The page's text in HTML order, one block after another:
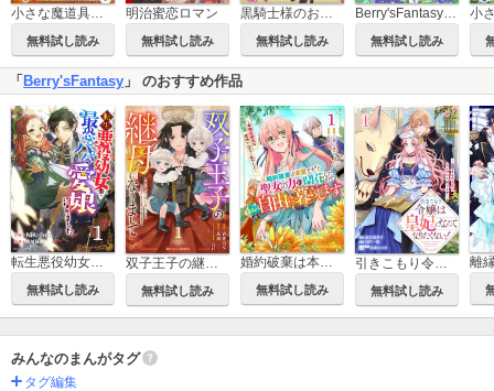
無料試し読み
明治蜜恋ロマン
無料試し読み
黒騎士様のお気に召すまま～政略結婚のはずが溺愛されています～
無料試し読み
Berry'sFantasy黒騎士様のお気に召すまま～政略結婚のはずが溺愛されています～
無料試し読み
「 Berry'sFantasy 」 のおすすめ作品
転生悪役幼女は最恐パパの愛娘になりました
無料試し読み 無料試し読み
婚約破棄は本望です！聖女の力が開花したので私は自由に暮らします～本物の聖女は義姉ではなく私でした～
無料試し読み 無料試し読み
みんなのまんがタグ
タグ編集